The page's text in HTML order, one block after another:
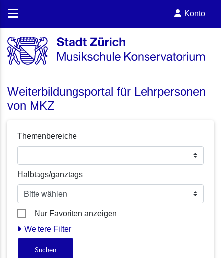
Konto
Weiterbildungsportal für Lehrpersonen
von MKZ
Themenbereiche
Halbtags/ganztags
Nur Favoriten anzeigen
Weitere Filter
Suchen